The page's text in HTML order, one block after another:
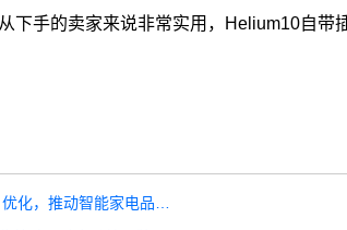
下手的卖家来说非常实用，Helium10自带